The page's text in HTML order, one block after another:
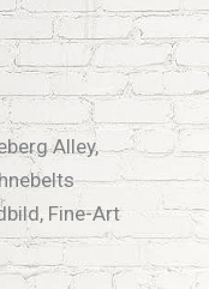
Alley,
Fine-Art